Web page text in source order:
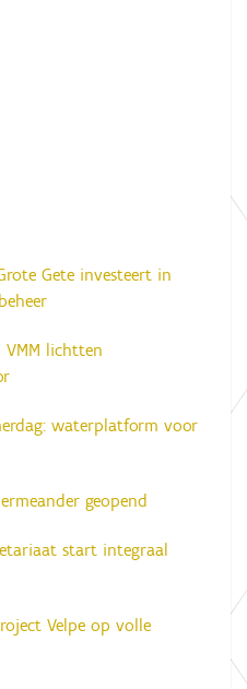
Gete investeert in
VMM lichtten
waterplatform voor
geopend
start integraal
Velpe op volle